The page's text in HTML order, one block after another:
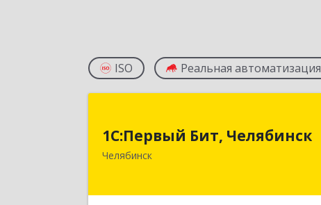
ISO Реальная автоматизация
1С:Первый Бит, Челябинск
Челябинск
454084, Челябинская обл, Челябинск г,
Каслинская ул, дом № 77, оф.109
Подробнее